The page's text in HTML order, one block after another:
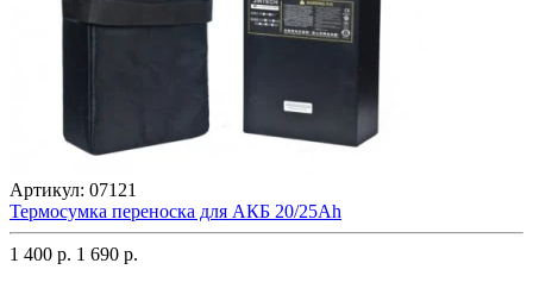
Артикул: 07121
Термосумка переноска для АКБ 20/25Аh
1 400 р. 1 690 р.